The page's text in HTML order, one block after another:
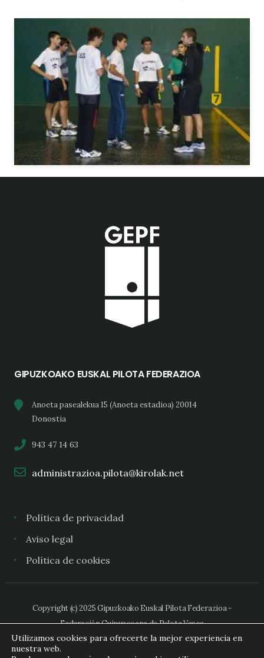
GIPUZKOAKO EUSKAL PILOTA FEDERAZIOA
Anoeta pasealekua 15 (Anoeta estadioa) 20014
Donostia
943 47 14 63
administrazioa.pilota@kirolak.net
Política de privacidad
Aviso legal
Política de cookies
Copyright (c) 2025 Gipuzkoako Euskal Pilota Federazioa -
Federación Guipuzcoana de Pelota Vasca
Utilizamos cookies para ofrecerte la mejor experiencia en
nuestra web.